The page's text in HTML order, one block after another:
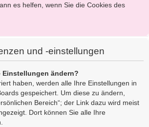
es helfen, wenn Sie die Cookies des
und -einstellungen
Einstellungen ändern?
haben, werden alle Ihre Einstellungen in
gespeichert. Um diese zu ändern,
Bereich“; der Link dazu wird meist
Dort können Sie alle Ihre